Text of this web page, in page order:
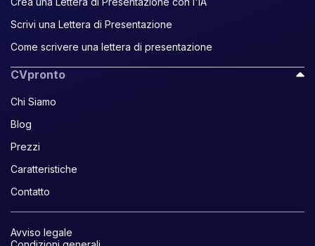
Scrivi una Lettera di Presentazione
Come scrivere una lettera di presentazione
CVpronto
Chi Siamo
Blog
Prezzi
Caratteristiche
Contatto
Avviso legale